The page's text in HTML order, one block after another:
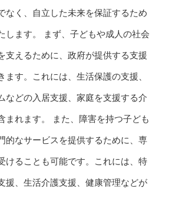
なく、自立した未来を保証するため
します。 まず、子どもや成人の社会
支えるために、政府が提供する支援
ます。これには、生活保護の支援、
などの入居支援、家庭を支援する介
まれます。 また、障害を持つ子ども
的なサービスを提供するために、専
けることも可能です。これには、特
援、生活介護支援、健康管理などが